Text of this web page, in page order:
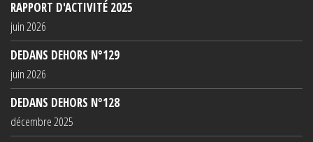
RAPPORT D'ACTIVITÉ 2025
juin 2026
DEDANS DEHORS N°129
juin 2026
DEDANS DEHORS N°128
décembre 2025